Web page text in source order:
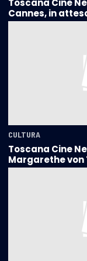
Toscana Cine
Cannes, in
CULTURA
Toscana Cine
Margarethe